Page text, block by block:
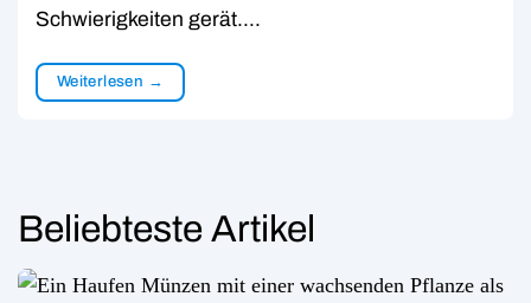
Schwierigkeiten gerät….
Weiterlesen →
Beliebteste Artikel